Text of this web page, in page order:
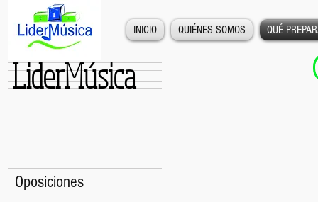
INICIO QUIÉNES SOMOS QUÉ
LiderMúsica
Oposiciones